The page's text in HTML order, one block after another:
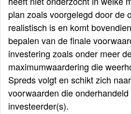
plan zoals voorgelegd door de
realistisch is en komt
bepalen van de finale
investering zoals onder meer
maximumwaardering die
Spreds volgt en schikt zich
voorwaarden die
investeerder(s).